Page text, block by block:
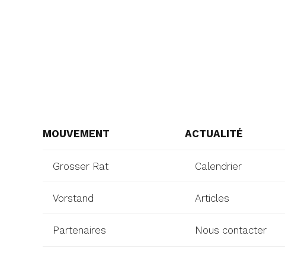
MOUVEMENT
Grosser Rat
Vorstand
Partenaires
ACTUALITÉ
Calendrier
Articles
Nous contacter